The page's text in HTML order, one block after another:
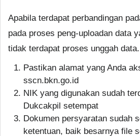
Apabila terdapat perbandingan
pada proses peng-uploadan data
tidak terdapat proses unggah data.
Pastikan alamat yang Anda
sscn.bkn.go.id
NIK yang digunakan sudah
Dukcakpil setempat
Dokumen persyaratan sudah
ketentuan, baik besarnya file